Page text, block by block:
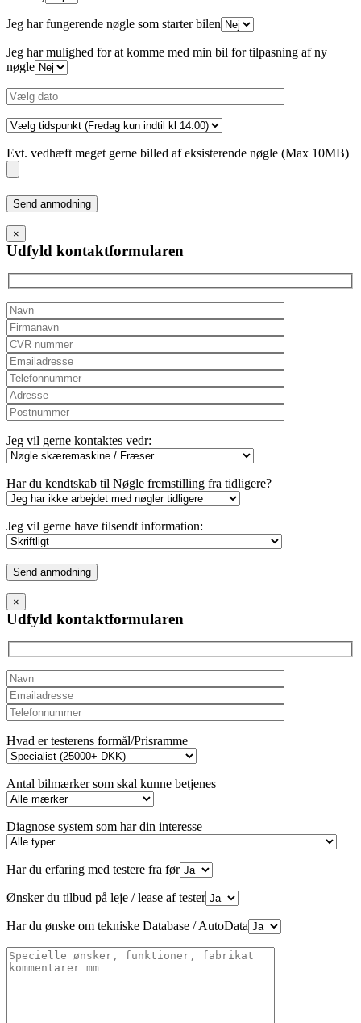
Jeg har fungerende nøgle som starter bilen
Jeg har mulighed for at komme med min bil for tilpasning af ny
nøgle
Evt. vedhæft meget gerne billed af eksisterende nøgle (Max 10MB)
Please
leave
this
field
empty.
×
Udfyld kontaktformularen
Jeg vil gerne kontaktes vedr:
Har du kendtskab til Nøgle fremstilling fra tidligere?
Jeg vil gerne have tilsendt information:
Please
leave
this
field
empty.
×
Udfyld kontaktformularen
Hvad er testerens formål/Prisramme
Antal bilmærker som skal kunne betjenes
Diagnose system som har din interesse
Har du erfaring med testere fra før
Ønsker du tilbud på leje / lease af tester
Har du ønske om tekniske Database / AutoData